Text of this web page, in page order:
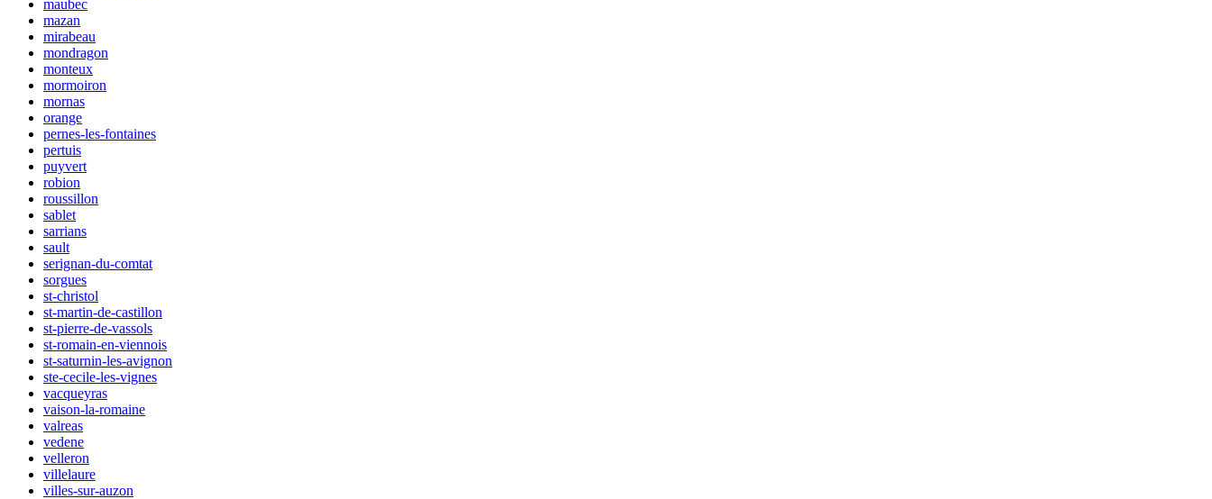
maubec
mazan
mirabeau
mondragon
monteux
mormoiron
mornas
orange
pernes-les-fontaines
pertuis
puyvert
robion
roussillon
sablet
sarrians
sault
serignan-du-comtat
sorgues
st-christol
st-martin-de-castillon
st-pierre-de-vassols
st-romain-en-viennois
st-saturnin-les-avignon
ste-cecile-les-vignes
vacqueyras
vaison-la-romaine
valreas
vedene
velleron
villelaure
villes-sur-auzon